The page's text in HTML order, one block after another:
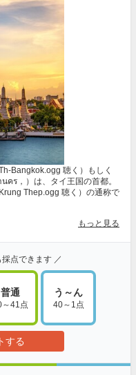
Bangkok.ogg 聴く）もしく
คร，）は、タイ王国の首都。
Thep.ogg 聴く）の通称で
もっと見る
点できます ／
普通
～41点
う～ん
40～1点
する